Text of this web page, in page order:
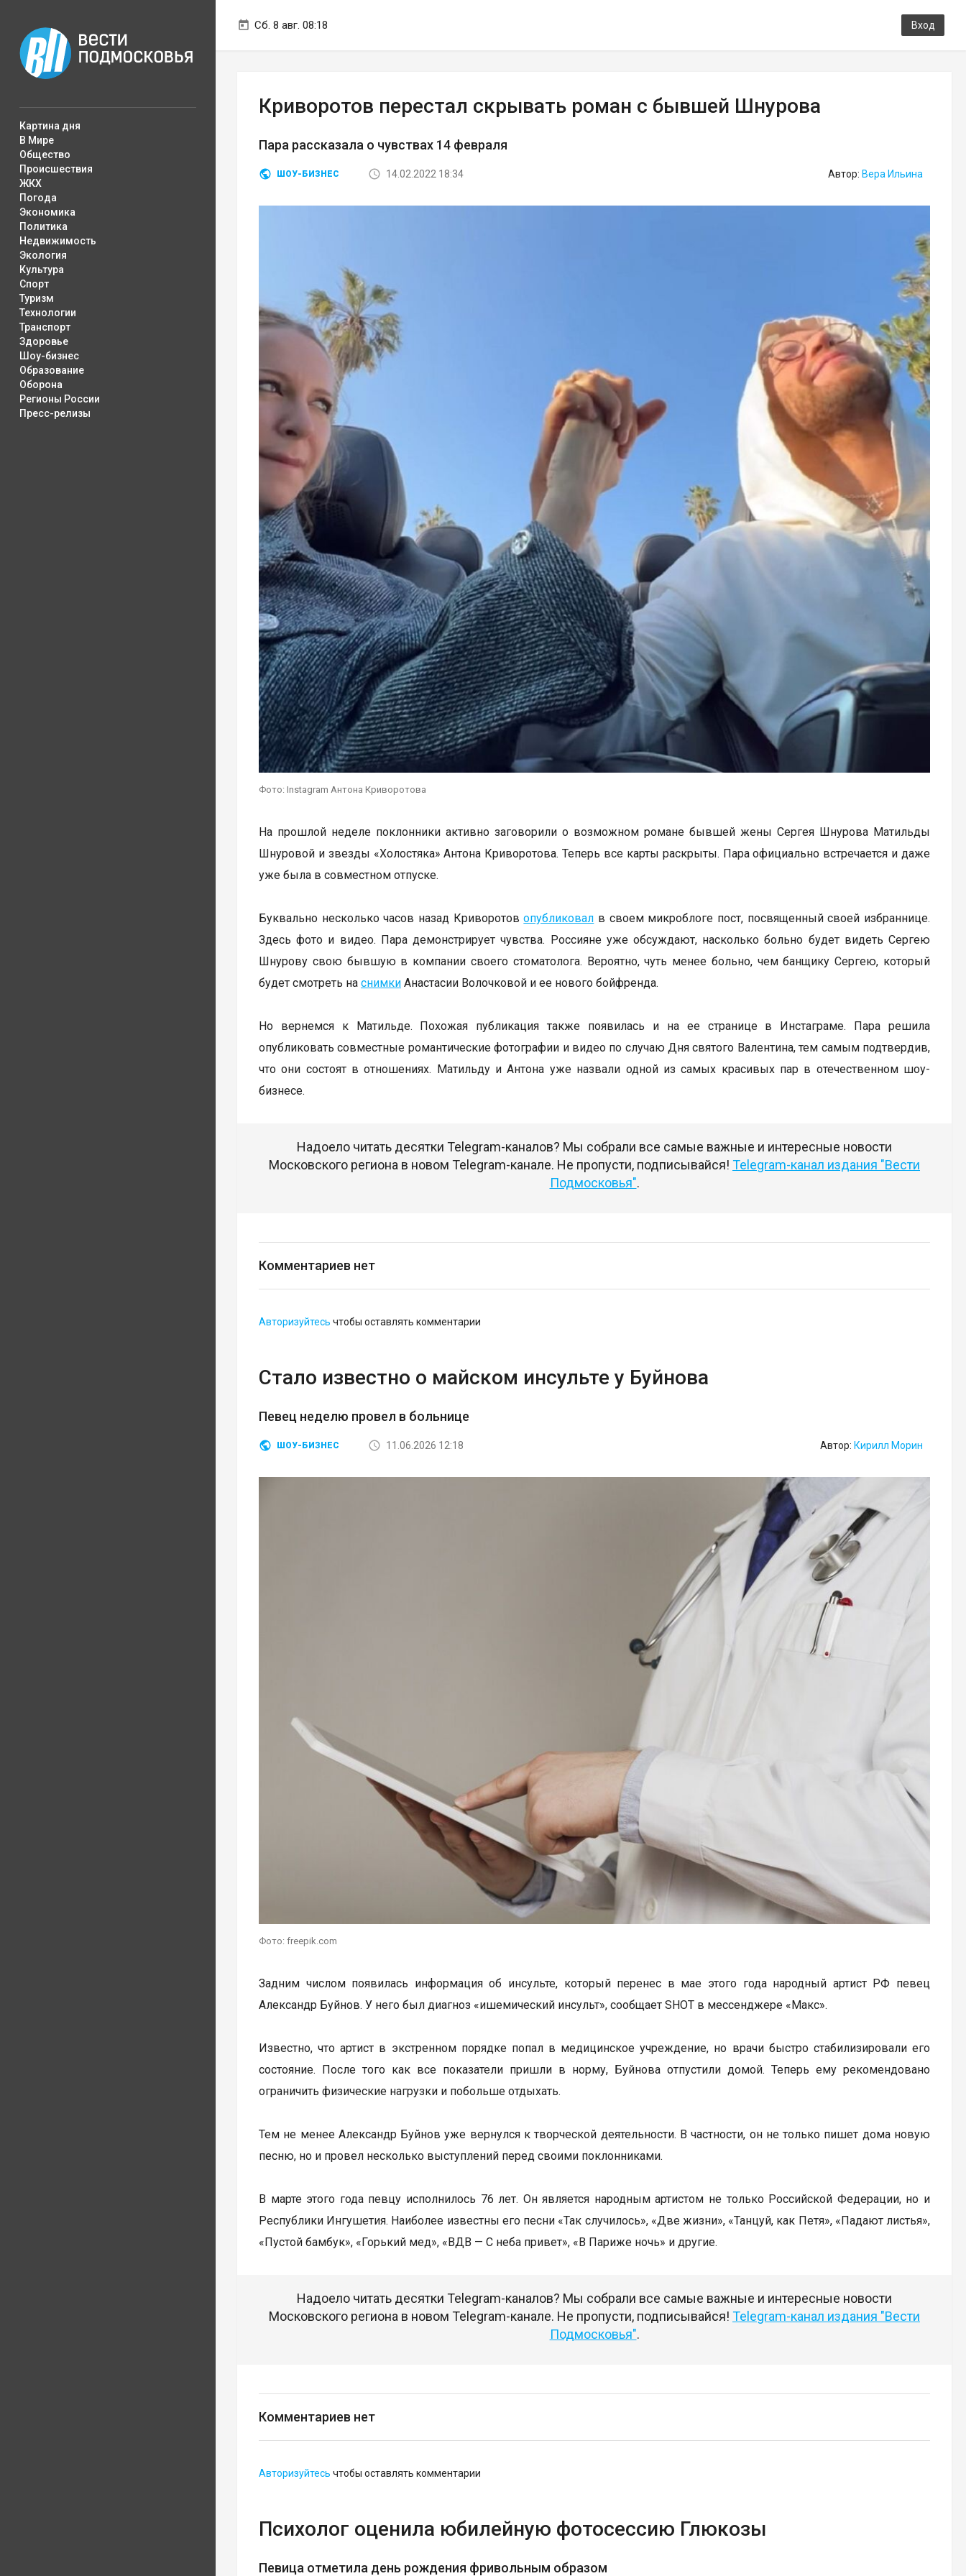
Сб. 8 авг. 08:18 Вход
Картина дня
В Мире
Общество
Происшествия
ЖКХ
Погода
Экономика
Политика
Недвижимость
Экология
Культура
Спорт
Туризм
Технологии
Транспорт
Здоровье
Шоу-бизнес
Образование
Оборона
Регионы России
Пресс-релизы
Криворотов перестал скрывать роман с бывшей Шнурова
Пара рассказала о чувствах 14 февраля
ШОУ-БИЗНЕС 14.02.2022 18:34 Автор: Вера Ильина
Фото: Instagram Антона Криворотова
На прошлой неделе поклонники активно заговорили о возможном романе бывшей жены Сергея Шнурова Матильды
Шнуровой и звезды «Холостяка» Антона Криворотова. Теперь все карты раскрыты. Пара официально встречается и даже
уже была в совместном отпуске.
Буквально несколько часов назад Криворотовопубликовал в своем микроблоге пост, посвященный своей избраннице.
Здесь фото и видео. Пара демонстрирует чувства. Россияне уже обсуждают, насколько больно будет видеть Сергею
Шнурову свою бывшую в компании своего стоматолога. Вероятно, чуть менее больно, чем банщику Сергею, который
будет смотреть на снимки Анастасии Волочковой и ее нового бойфренда.
Но вернемся к Матильде. Похожая публикация также появилась и на ее странице в Инстаграме. Пара решила
опубликовать совместные романтические фотографии и видео по случаю Дня святого Валентина, тем самым подтвердив,
что они состоят в отношениях. Матильду и Антона уже назвали одной из самых красивых пар в отечественном шоу-
бизнесе.
Надоело читать десятки Telegram-каналов? Мы собрали все самые важные и интересные новости
Московского региона в новом Telegram-канале. Не пропусти, подписывайся! Telegram-канал издания "Вести
Подмосковья".
Комментариев нет
Авторизуйтесь чтобы оставлять комментарии
Стало известно о майском инсульте у Буйнова
Певец неделю провел в больнице
ШОУ-БИЗНЕС 11.06.2026 12:18 Автор: Кирилл Морин
Фото: freepik.com
Задним числом появилась информация об инсульте, который перенес в мае этого года народный артист РФ певец
Александр Буйнов. У него был диагноз «ишемический инсульт», сообщает SHOT в мессенджере «Макс».
Известно, что артист в экстренном порядке попал в медицинское учреждение, но врачи быстро стабилизировали его
состояние. После того как все показатели пришли в норму, Буйнова отпустили домой. Теперь ему рекомендовано
ограничить физические нагрузки и побольше отдыхать.
Тем не менее Александр Буйнов уже вернулся к творческой деятельности. В частности, он не только пишет дома новую
песню, но и провел несколько выступлений перед своими поклонниками.
В марте этого года певцу исполнилось 76 лет. Он является народным артистом не только Российской Федерации, но и
Республики Ингушетия. Наиболее известны его песни «Так случилось», «Две жизни», «Танцуй, как Петя», «Падают листья»,
«Пустой бамбук», «Горький мед», «ВДВ — С неба привет», «В Париже ночь» и другие.
Надоело читать десятки Telegram-каналов? Мы собрали все самые важные и интересные новости
Московского региона в новом Telegram-канале. Не пропусти, подписывайся! Telegram-канал издания "Вести
Подмосковья".
Комментариев нет
Авторизуйтесь чтобы оставлять комментарии
Психолог оценила юбилейную фотосессию Глюкозы
Певица отметила день рождения фривольным образом